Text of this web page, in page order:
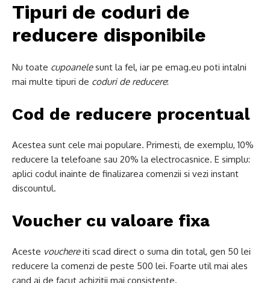
Tipuri de coduri de
reducere disponibile
Nu toate cupoanelesunt la fel, iar pe emag.eu poti intalni
mai multe tipuri de coduri de reducere:
Cod de reducere procentual
Acestea sunt cele mai populare. Primesti, de exemplu, 10%
reducere la telefoane sau 20% la electrocasnice. E simplu:
aplici codul inainte de finalizarea comenzii si vezi instant
discountul.
Voucher cu valoare fixa
Aceste vouchereiti scad direct o suma din total, gen 50 lei
reducere la comenzi de peste 500 lei. Foarte util mai ales
cand ai de facut achizitii mai consistente.